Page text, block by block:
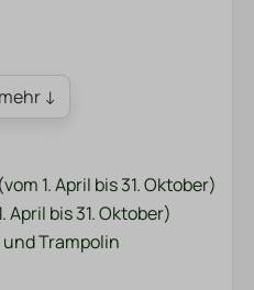
1. April bis 31. Oktober)
April bis 31. Oktober)
Trampolin
↓